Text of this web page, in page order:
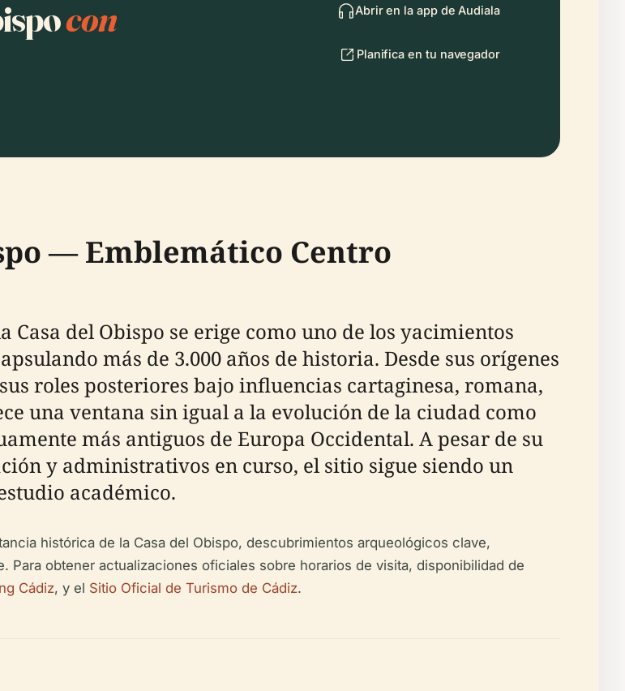
con Abrir en la app de Audiala
Planifica en tu navegador
— Emblemático Centro
Casa del Obispo se erige como uno de los yacimientos
más de 3.000 años de historia. Desde sus orígenes
roles posteriores bajo influencias cartaginesa, romana,
una ventana sin igual a la evolución de la ciudad como
más antiguos de Europa Occidental. A pesar de su
y administrativos en curso, el sitio sigue siendo un
académico.
histórica de la Casa del Obispo, descubrimientos arqueológicos clave,
obtener actualizaciones oficiales sobre horarios de visita, disponibilidad de
Cádiz, y el Sitio Oficial de Turismo de Cádiz.